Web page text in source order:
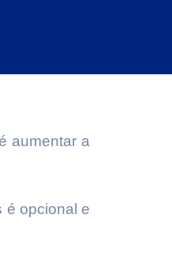
aumentar a
é opcional e